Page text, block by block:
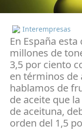
Interempresas
En España
millones de
3,5 por ciento
en términos de
hablamos de
de aceite que
de aceituna,
orden del 1,5